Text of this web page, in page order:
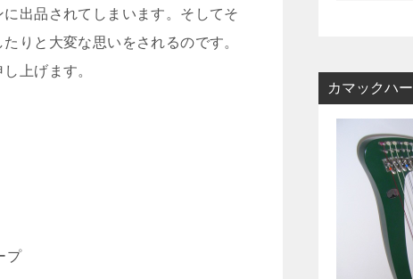
出品されてしまいます。そしてそ
りと大変な思いをされるのです。
上げます。
プ
カマックハ